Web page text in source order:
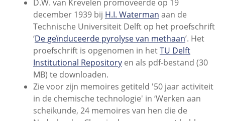
D.W. van Krevelen promoveerde op 19
december 1939 bij H.I. Waterman aan de
Technische Universiteit Delft op het proefschrift
‘De geïnduceerde pyrolyse van methaan’. Het
proefschrift is opgenomen in hetTU Delft
Institutional Repositoryen als pdf-bestand (30
MB) te downloaden.
Zie voor zijn memoires getiteld '50 jaar activiteit
in de chemische technologie' in ‘Werken aan
scheikunde, 24 memoires van hen die de